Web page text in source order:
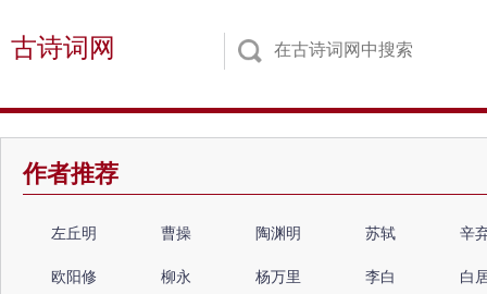
古诗词网
作者推荐
左丘明 曹操 陶渊明 苏轼 辛
欧阳修 柳永 杨万里 李白 白